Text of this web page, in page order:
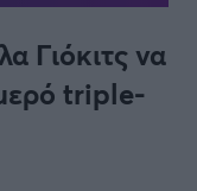
Γιόκιτς να
triple-